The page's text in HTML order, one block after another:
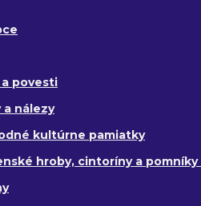
povesti
a nálezy
kultúrne pamiatky
hroby, cintoríny a pomníky